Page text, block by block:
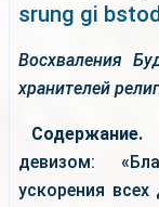
srung gi
Восхваления
хранителей
Содержание.
девизом:
ускорения